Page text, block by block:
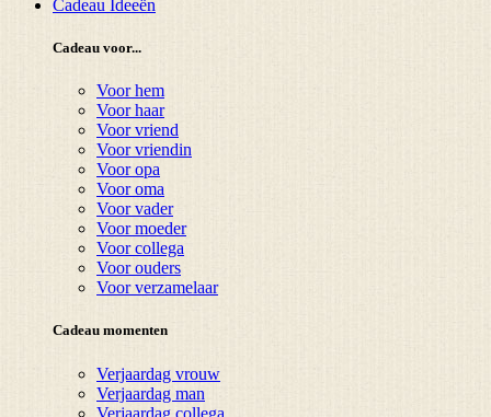
Cadeau Ideeën
Cadeau voor...
Voor hem
Voor haar
Voor vriend
Voor vriendin
Voor opa
Voor oma
Voor vader
Voor moeder
Voor collega
Voor ouders
Voor verzamelaar
Cadeau momenten
Verjaardag vrouw
Verjaardag man
Verjaardag collega